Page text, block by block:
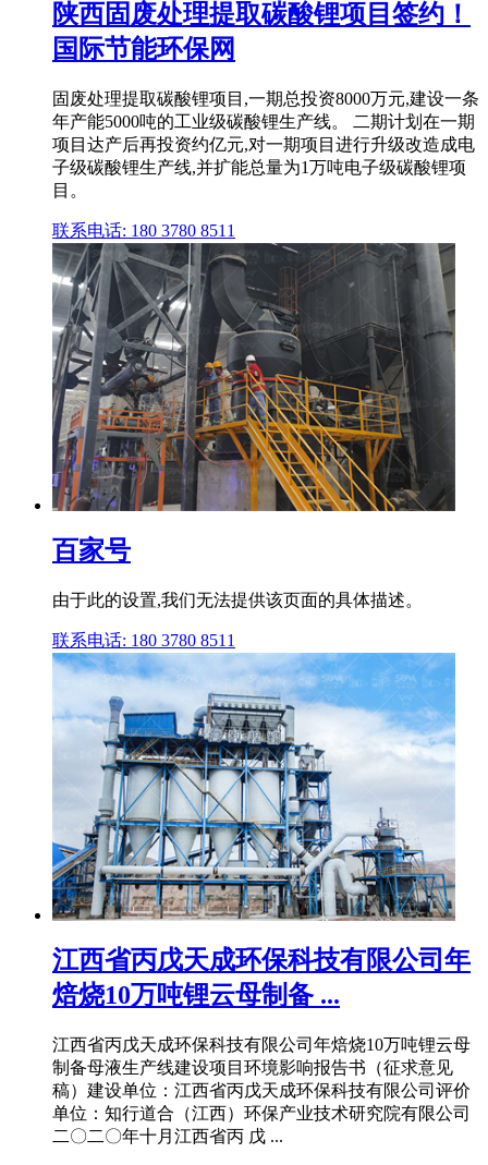
陕西固废处理提取碳酸锂项目签约！
国际节能环保网
固废处理提取碳酸锂项目,一期总投资8000万元,建设一条
年产能5000吨的工业级碳酸锂生产线。 二期计划在一期
项目达产后再投资约亿元,对一期项目进行升级改造成电
子级碳酸锂生产线,并扩能总量为1万吨电子级碳酸锂项
目。
联系电话: 180 3780 8511
百家号
由于此的设置,我们无法提供该页面的具体描述。
联系电话: 180 3780 8511
江西省丙戊天成环保科技有限公司年
焙烧10万吨锂云母制备 ...
江西省丙戊天成环保科技有限公司年焙烧10万吨锂云母
制备母液生产线建设项目环境影响报告书（征求意见
稿）建设单位：江西省丙戊天成环保科技有限公司评价
单位：知行道合（江西）环保产业技术研究院有限公司
二〇二〇年十月江西省丙 戊 ...